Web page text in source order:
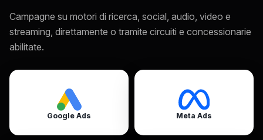
Campagne su motori di ricerca, social, audio, video e
streaming, direttamente o tramite circuiti e concessionarie
abilitate.
Google Ads Meta Ads